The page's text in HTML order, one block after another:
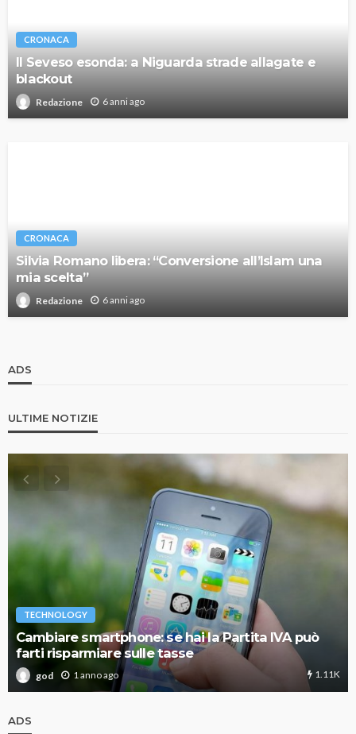
CRONACA
Il Seveso esonda: a Niguarda strade allagate e
blackout
Redazione 6 anni ago
CRONACA
Silvia Romano libera: “Conversione all’Islam una
mia scelta”
Redazione 6 anni ago
ADS
ULTIME NOTIZIE
TECHNOLOGY
Cambiare smartphone: se hai la Partita IVA può
farti risparmiare sulle tasse
god 1 anno ago 1.11K
ADS